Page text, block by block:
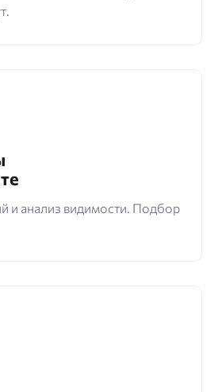
и анализ видимости. Подбор